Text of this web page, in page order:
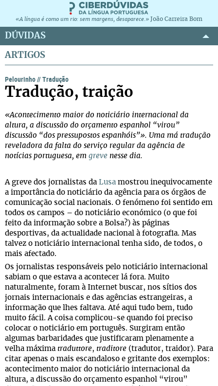
«A língua é como um rio: sem margens, desaparece.» João Carreira Bom
DÚVIDAS
ARTIGOS
Pelourinho//Tradução
Tradução, traição
«Acontecimento maior do noticiário internacional da
altura, a discussão do orçamento espanhol “virou”
discussão “dos pressupostos espanhóis”». Uma má tradução
reveladora da falta do serviço regular da agência de
notícias portuguesa, em greve nesse dia.
A greve dos jornalistas da Lusa mostrou inequivocamente
a importância do noticiário da agência para os órgãos de
comunicação social nacionais. O fenómeno foi sentido em
todos os campos – do noticiário económico (o que foi
feito da informação sobre a Bolsa?) às páginas
desportivas, da actualidade nacional à fotografia. Mas
talvez o noticiário internacional tenha sido, de todos, o
mais afectado.
Os jornalistas responsáveis pelo noticiário internacional
sabiam o que estava a acontecer lá fora. Muito
naturalmente, foram à Internet buscar, nos sítios dos
jornais internacionais e das agências estrangeiras, a
informação que lhes faltava. Até aqui tudo bem, tudo
muito fácil. A coisa complicou-se quando foi preciso
colocar o noticiário em português. Surgiram então
algumas barbaridades que justificaram plenamente a
velha máxima traduttore, traditore (tradutor, traidor). Para
citar apenas o mais escandaloso e gritante dos exemplos:
acontecimento maior do noticiário internacional da
altura, a discussão do orçamento espanhol “virou”